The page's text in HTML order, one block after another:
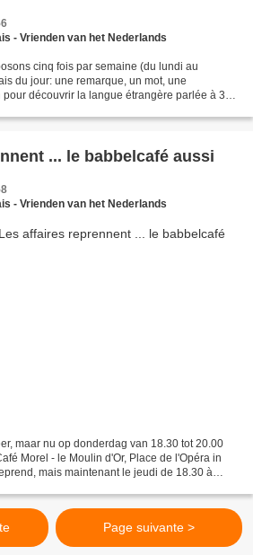
- Vrienden van het Nederlands
cinq fois par semaine (du lundi au
du jour: une remarque, un mot, une
découvrir la langue étrangère parlée à 30
... le babbelcafé aussi
- Vrienden van het Nederlands
maar nu op donderdag van 18.30 tot 20.00
Morel - le Moulin d'Or, Place de l'Opéra in
mais maintenant le jeudi de 18.30 à
Page suivante >